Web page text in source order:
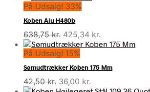
På Udsalg! 33%
Koben Alu H480b
638,75kr. Den
oprindelige
pris
var:
638,75 kr..
425,34 kr.
aktuelle
er:
425,34 kr..
På Udsalg! 15%
Sømudtrækker Koben 175 Mm
42,50kr. Den
36,00 kr.